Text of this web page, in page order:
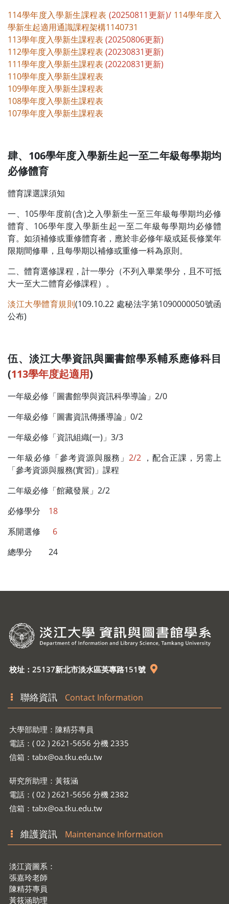
114學年度入學新生課程表 (20250811更新)/ 114學年度入
學新生起適用通識課程架構1140731
113學年度入學新生課程表 (20250806更新)
112學年度入學新生課程表 (20230831更新)
111學年度入學新生課程表 (20220831更新)
110學年度入學新生課程表
109學年度入學新生課程表
108學年度入學新生課程表
107學年度入學新生課程表
肆、 106學年度入學新生起一至二年級每學期均
必修體育
體育課選課須知
一、105學年度前(含)之入學新生一至三年級每學期均必修
體育、106學年度入學新生起一至二年級每學期均必修體
育。如須補修或重修體育者，應於非必修年級或延長修業年
限期間修畢，且每學期以補修或重修一科為原則。
二、體育選修課程，計一學分（不列入畢業學分，且不可抵
大一至大二體育必修課程）。
淡江大學體育規則(109.10.22 處秘法字第1090000050號函
公布)
伍、 淡江大學資訊與圖書館學系輔系應修科目
(113學年度起適用)
一年級必修「圖書館學與資訊科學導論」2/0
一年級必修「圖書資訊傳播導論」0/2
一年級必修「資訊組織(一)」3/3
一年級必修「參考資源與服務」2/2 ，配合正課，另需上
「參考資源與服務(實習)」課程
二年級必修「館藏發展」2/2
必修學分 18
系開選修 6
總學分 24
校址：25137新北市淡水區英專路151號
聯絡資訊 Contact Information
大學部助理：陳精芬專員
電話：( 02 ) 2621-5656 分機 2335
信箱： tabx@oa.tku.edu.tw
研究所助理：黃筱涵
電話：( 02 ) 2621-5656 分機 2382
信箱： tabx@oa.tku.edu.tw
維護資訊 Maintenance Information
淡江資圖系：
張嘉玲老師
陳精芬專員
黃筱涵助理